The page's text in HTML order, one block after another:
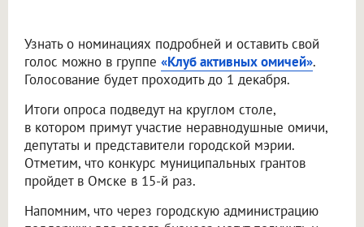
Узнать о номинациях подробней и оставить свой
голос можно в группе «Клуб активных омичей».
Голосование будет проходить до 1 декабря.
Итоги опроса подведут на круглом столе,
в котором примут участие неравнодушные омичи,
депутаты и представители городской мэрии.
Отметим, что конкурс муниципальных грантов
пройдет в Омске в 15-й раз.
Напомним, что через городскую администрацию